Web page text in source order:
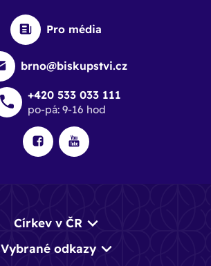
Pro média
brno@biskupstvi.cz
+420 533 033 111
po-pá: 9-16 hod
Církev v ČR
Vybrané odkazy